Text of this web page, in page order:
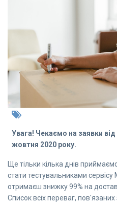
Увага! Чекаємо на заявки від
жовтня 2020 року.
Ще тільки кілька днів
стати тестувальниками
отримаєш знижку 99% на
Список всіх переваг, пов'язаних